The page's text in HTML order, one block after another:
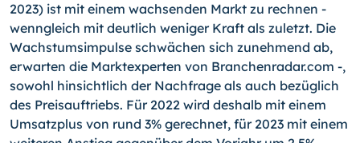
2023) ist mit einem wachsenden Markt zu rechnen -
wenngleich mit deutlich weniger Kraft als zuletzt. Die
Wachstumsimpulse schwächen sich zunehmend ab,
erwarten die Marktexperten von Branchen­radar.com -,
sowohl hinsichtlich der Nachfrage als auch bezüglich
des Preisauftriebs. Für 2022 wird deshalb mit einem
Umsatzplus von rund 3% gerechnet, für 2023 mit einem